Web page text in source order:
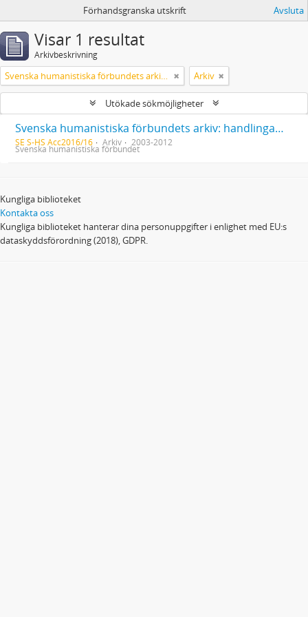
Förhandsgranska utskrift Avsluta
Visar 1 resultat
Arkivbeskrivning
Svenska humanistiska förbundets arkiv: handlingar 2003-2012 Arkiv
Utökade sökmöjligheter
Svenska humanistiska förbundets arkiv: handlingar 2003-2012
SE S-HS Acc2016/16 Arkiv 2003-2012
Svenska humanistiska förbundet
Kungliga biblioteket
Kontakta oss
Kungliga biblioteket hanterar dina personuppgifter i enlighet med EU:s
dataskyddsförordning (2018), GDPR.